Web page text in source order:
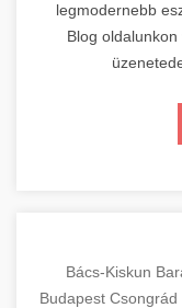
legmodernebb
Blog
Bács-Kiskun
Budapest Csongrád